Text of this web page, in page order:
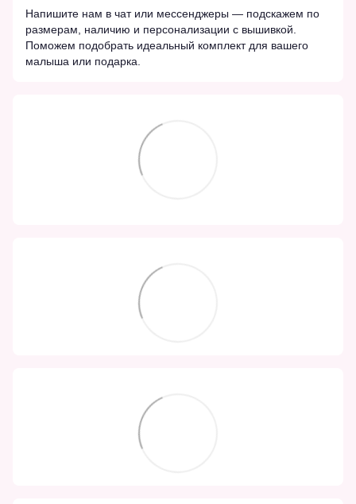
Напишите нам в чат или мессенджеры — подскажем по
размерам, наличию и персонализации с вышивкой.
Поможем подобрать идеальный комплект для вашего
малыша или подарка.